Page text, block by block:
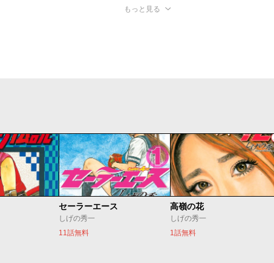
もっと見る
セーラーエース
しげの秀一
11話無料
高嶺の花
しげの秀一
1話無料